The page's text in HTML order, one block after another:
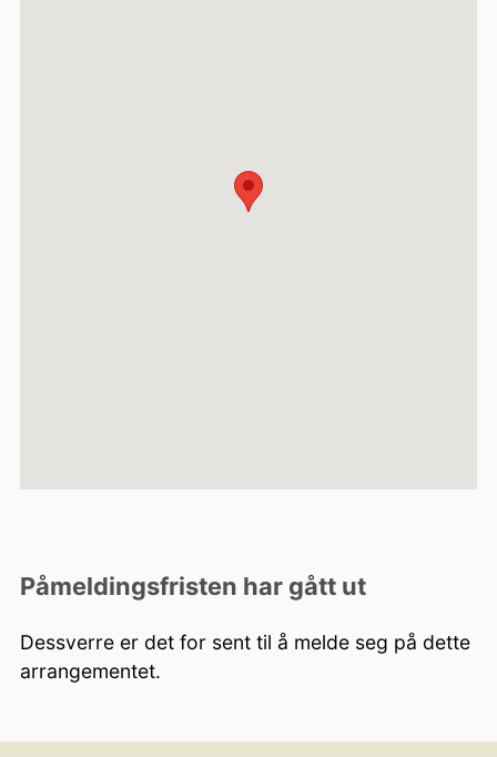
Påmeldingsfristen har gått ut
Dessverre er det for sent til å melde seg på dette
arrangementet.